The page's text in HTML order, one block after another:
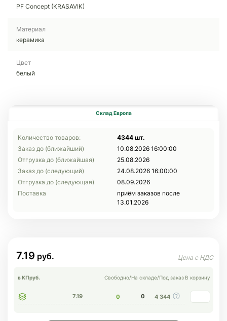
PF Concept (KRASAVIK)
Материал
керамика
Цвет
белый
Склад Европа
Количество товаров:
4344 шт.
Заказ до (ближайший)
10.08.2026 16:00:00
Отгрузка до (ближайшая)
25.08.2026
Заказ до (следующий)
24.08.2026 16:00:00
Отгрузка до (следующая)
08.09.2026
Поставка
приём заказов после
13.01.2026
7.19
в КПруб. Свободно/На складе/Под заказ В корзину
7.19 0 0 4 344